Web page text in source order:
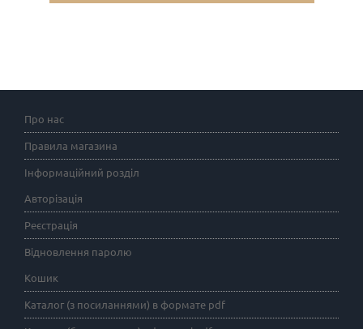
Про нас
Правила магазина
Інформаційний розділ
Авторізація
Реєстрація
Відновлення паролю
Кошик
Каталог (з посиланнями) в формате pdf